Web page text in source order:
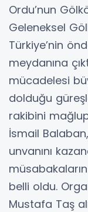
Ordu’nun
Geleneksel
Türkiye’nin
meydanına
mücadelesi
dolduğu
rakibini mağlup
İsmail
unvanını
belli oldu.
Mustafa Taş